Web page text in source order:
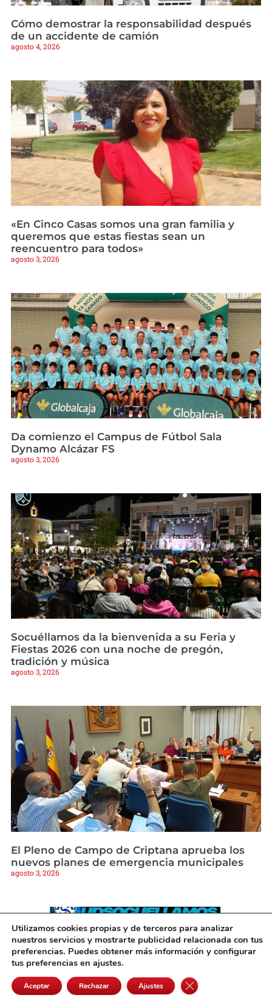
Cómo demostrar la responsabilidad después
de un accidente de camión
agosto 4, 2026
«En Cinco Casas somos una gran familia y
queremos que estas fiestas sean un
reencuentro para todos»
agosto 3, 2026
Da comienzo el Campus de Fútbol Sala
Dynamo Alcázar FS
agosto 3, 2026
Socuéllamos da la bienvenida a su Feria y
Fiestas 2026 con una noche de pregón,
tradición y música
agosto 3, 2026
El Pleno de Campo de Criptana aprueba los
nuevos planes de emergencia municipales
agosto 3, 2026
Utilizamos cookies propias y de terceros para analizar
nuestros servicios y mostrarte publicidad relacionada con tus
preferencias. Puedes obtener más información y configurar
tus preferencias en ajustes.
Aceptar Rechazar Ajustes Cerrar el banner de